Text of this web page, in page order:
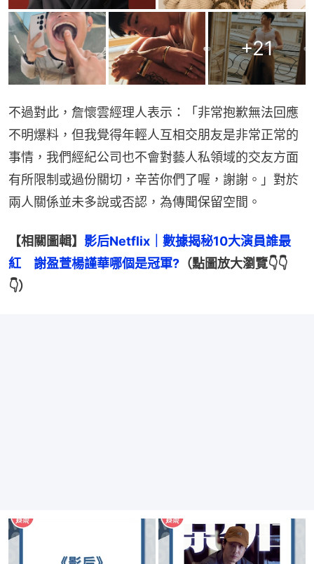
+21
不過對此，詹懷雲經理人表示：「非常抱歉無法回應
不明爆料，但我覺得年輕人互相交朋友是非常正常的
事情，我們經紀公司也不會對藝人私領域的交友方面
有所限制或過份關切，辛苦你們了喔，謝謝。」對於
兩人關係並未多說或否認，為傳聞保留空間。
【相關圖輯】 影后Netflix｜數據揭秘10大演員誰最
紅　謝盈萱楊謹華哪個是冠軍? （點圖放大瀏覽👇👇
👇）